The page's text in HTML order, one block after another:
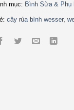
mục: Bình Sữa & Phụ
cây rủa bình wesser,